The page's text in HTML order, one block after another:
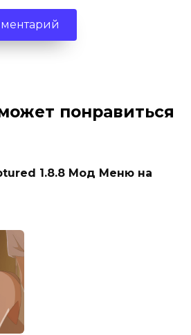
понравиться
1.8.8 Мод Меню на